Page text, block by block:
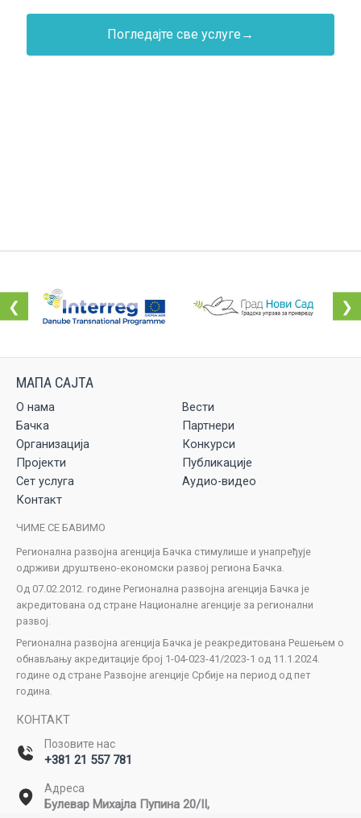
Погледајте све услуге →
❮ ❯
О нама
Вести
Бачка
Партнери
Организација
Конкурси
Пројекти
Публикације
Сет услуга
Аудио-видео
Контакт
ЧИМЕ СЕ БАВИМО
Регионална развојна агенција Бачка стимулише и унапређује
одрживи друштвено-економски развој региона Бачка.
Од 07.02.2012. године Регионална развојна агенција Бачка је
акредитована од стране Националне агенције за регионални
развој.
Регионална развојна агенција Бачка је реакредитована Решењем о
обнављању акредитације број 1-04-023-41/2023-1 од 11.1.2024.
године од стране Развојне агенције Србије на период од пет
година.
КОНТАКТ
Позовите нас
+381 21 557 781
Адреса
Булевар Михајла Пупина 20/II,